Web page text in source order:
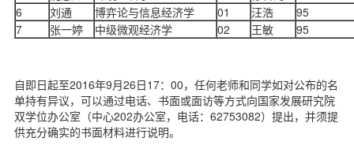
6
刘通 博弈论与信息经济学 01 汪浩
95
7
张一婷 中级微观经济学 02 王敏 95
自即日起至2016年9月26日17：00，任何老师和同学如对公布的名
单持有异议，可以通过电话、书面或面访等方式向国家发展研究院
双学位办公室（中心202办公室，电话：62753082）提出，并须提
供充分确实的书面材料进行说明。